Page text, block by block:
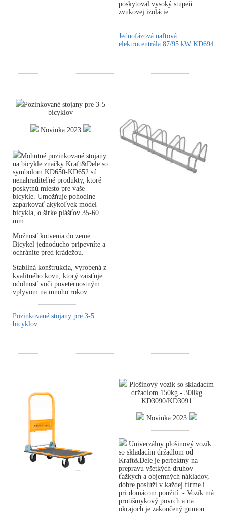
poskytoval vysoký stupeň
zvukovej izolácie.
Jednofázová naftová
elektrocentrála 87/95 kW KD694
Pozinkované stojany pre 3-5
bicyklov
Novinka 2023
Mohutné pozinkované stojany
na bicykle značky Kraft&Dele so
symbolom KD650-KD652 sú
nenahraditeľné produkty, ktoré
poskytnú miesto pre vaše
bicykle. Umožňuje pohodlne
zaparkovať akýkoľvek model
bicykla, o šírke plášťov 35-60
mm.
Možnosť kotvenia do zeme.
Bicykel jednoducho pripevníte a
ochránite pred krádežou.
Stabilná konštrukcia, vyrobená z
kvalitného kovu, ktorý zaisťuje
odolnosť voči poveternostným
vplyvom na mnoho rokov.
Pozinkované stojany pre 3-5
bicyklov
Plošinový vozík so skladacím
držadlom 150kg - 300kg
KD3090/KD3091
Novinka 2023
Univerzálny plošinový vozík
so skladacím držadlom od
Kraft&Dele je perfektný na
prepravu všetkých druhov
ťažkých a objemných nákladov,
dobre poslúži v každej firme i
pri domácom použití. - Vozík má
protišmykový povrch a na
okrajoch je zakončený gumou